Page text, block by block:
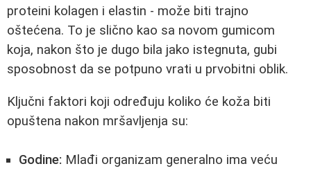
proteini kolagen i elastin - može biti trajno
oštećena. To je slično kao sa novom gumicom
koja, nakon što je dugo bila jako istegnuta, gubi
sposobnost da se potpuno vrati u prvobitni oblik.
Ključni faktori koji određuju koliko će koža biti
opuštena nakon mršavljenja su:
Godine: Mlađi organizam generalno ima veću